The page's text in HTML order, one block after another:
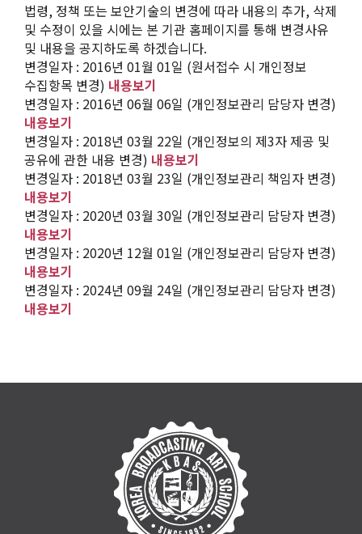
법령, 정책 또는 보안기술의 변경에 따라 내용의 추가, 삭제
및 수정이 있을 시에는 본 기관 홈페이지를 통해 변경사유
및 내용을 공지하도록 하겠습니다.
변경일자 : 2016년 01월 01일 (원서접수 시 개인정보
수집항목 변경) 내용보기
변경일자 : 2016년 06월 06일 (개인정보관리 담당자 변경)
내용보기
변경일자 : 2018년 03월 22일 (개인정보의 제3자 제공 및
공유에 관한 내용 변경) 내용보기
변경일자 : 2018년 03월 23일 (개인정보관리 책임자 변경)
내용보기
변경일자 : 2020년 03월 30일 (개인정보관리 담당자 변경)
내용보기
변경일자 : 2020년 12월 01일 (개인정보관리 담당자 변경)
내용보기
변경일자 : 2024년 09월 24일 (개인정보관리 담당자 변경)
내용보기